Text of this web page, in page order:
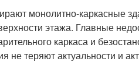
монолитно-каркасные
этажа. Главные
каркаса и
не теряют актуальности и